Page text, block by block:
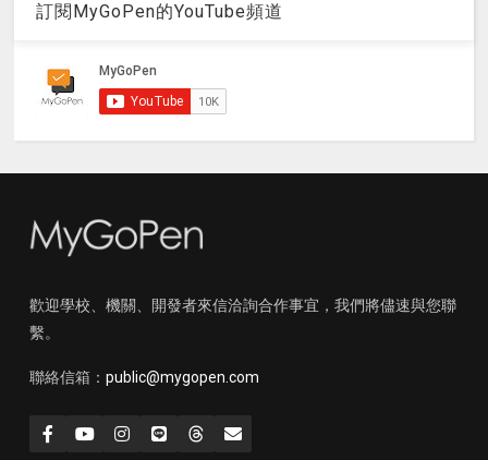
訂閱MyGoPen的YouTube頻道
歡迎學校、機關、開發者來信洽詢合作事宜，我們將儘速與您聯
繫。
聯絡信箱： public@mygopen.com